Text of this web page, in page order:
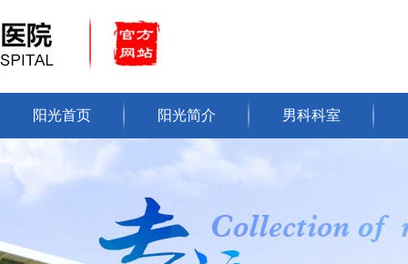
阳光首页 阳光简介 男科科室